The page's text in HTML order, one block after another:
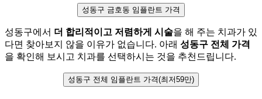
성동구 금호동 임플란트 가격
성동구에서 더 합리적이고 저렴하게 시술을 해 주는 치과가 있
다면 찾아보지 않을 이유가 없습니다. 아래 성동구 전체 가격
을 확인해 보시고 치과를 선택하시는 것을 추천드립니다.
성동구 전체 임플란트 가격(최저59만)